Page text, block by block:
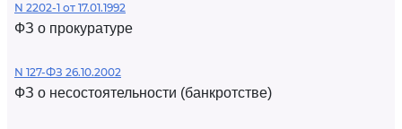
N 2202-1 от 17.01.1992
ФЗ о прокуратуре
N 127-ФЗ 26.10.2002
ФЗ о несостоятельности (банкротстве)